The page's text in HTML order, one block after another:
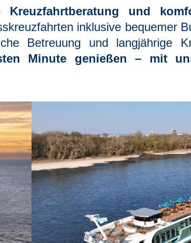
Kreuzfahrtberatung und
inklusive bequemer
Betreuung und langjährige
Minute genießen
– mit